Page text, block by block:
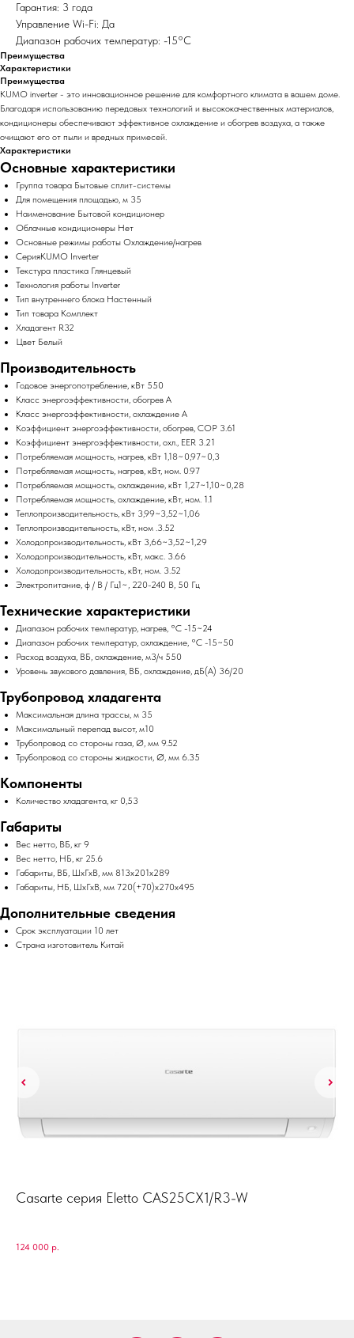
Гарантия: 3 года
Управление Wi-Fi: Да
Диапазон рабочих температур: -15°С
Преимущества
Характеристики
Преимущества
KUMO inverter - это инновационное решение для комфортного климата в вашем доме.
Благодаря использованию передовых технологий и высококачественных материалов,
кондиционеры обеспечивают эффективное охлаждение и обогрев воздуха, а также
очищают его от пыли и вредных примесей.
Характеристики
Основные характеристики
Группа товара Бытовые сплит-системы
Для помещения площадью, м 35
Наименование Бытовой кондиционер
Облачные кондиционеры Нет
Основные режимы работы Охлаждение/нагрев
СерияKUMO Inverter
Текстура пластика Глянцевый
Технология работы Inverter
Тип внутреннего блока Настенный
Тип товара Комплект
Хладагент R32
Цвет Белый
Производительность
Годовое энергопотребление, кВт 550
Класс энергоэффективности, обогрев A
Класс энергоэффективности, охлаждение A
Коэффициент энергоэффективности, обогрев, COP 3.61
Коэффициент энергоэффективности, охл., EER 3.21
Потребляемая мощность, нагрев, кВт 1,18~0,97~0,3
Потребляемая мощность, нагрев, кВт, ном. 0.97
Потребляемая мощность, охлаждение, кВт 1,27~1,10~0,28
Потребляемая мощность, охлаждение, кВт, ном. 1.1
Теплопроизводительность, кВт 3,99~3,52~1,06
Теплопроизводительность, кВт, ном .3.52
Холодопроизводительность, кВт 3,66~3,52~1,29
Холодопроизводительность, кВт, макс. 3.66
Холодопроизводительность, кВт, ном. 3.52
Электропитание, ф / В / Гц1~, 220-240 В, 50 Гц
Технические характеристики
Диапазон рабочих температур, нагрев, °C -15~24
Диапазон рабочих температур, охлаждение, °C -15~50
Расход воздуха, ВБ, охлаждение, м3/ч 550
Уровень звукового давления, ВБ, охлаждение, дБ(А) 36/20
Трубопровод хладагента
Максимальная длина трассы, м 35
Максимальный перепад высот, м10
Трубопровод со стороны газа, Ø, мм 9.52
Трубопровод со стороны жидкости, Ø, мм 6.35
Компоненты
Количество хладагента, кг 0,53
Габариты
Вес нетто, ВБ, кг 9
Вес нетто, НБ, кг 25.6
Габариты, ВБ, ШхГхВ, мм 813х201х289
Габариты, НБ, ШхГхВ, мм 720(+70)х270х495
Дополнительные сведения
Срок эксплуатации 10 лет
Страна изготовитель Китай
Casarte серия Eletto CAS25CX1/R3-W
124 000 р.